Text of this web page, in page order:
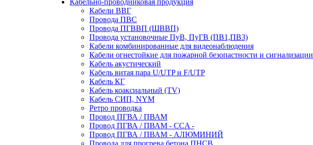
Кабельно-проводниковая продукция
Кабели ВВГ
Провода ПВС
Провода ПГВВП (ШВВП)
Провода установочные ПуВ, ПуГВ (ПВ1,ПВ3)
Кабели комбинированные для видеонаблюдения
Кабели огнестойкие для пожарной безопастности и сигнализации
Кабель акустический
Кабель витая пара U/UTP и F/UTP
Кабель КГ
Кабель коаксиальный (TV)
Кабель СИП, NYM
Ретро проводка
Провод ПГВА / ПВАМ
Провод ПГВА / ПВАМ - CCA -
Провод ПГВА / ПВАМ - АЛЮМИНИЙ
Провода для прогрева бетона ПНСВ